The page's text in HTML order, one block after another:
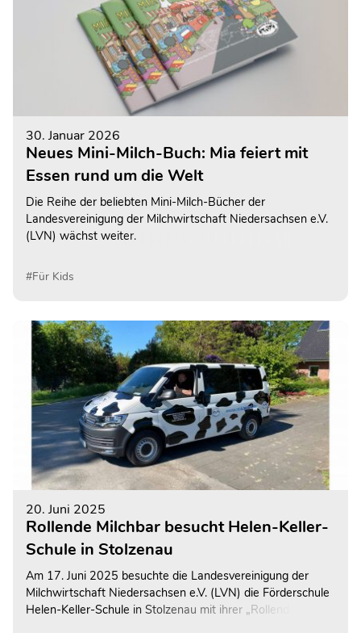
30. Januar 2026
Neues Mini-Milch-Buch: Mia feiert mit
Essen rund um die Welt
Die Reihe der beliebten Mini-Milch-Bücher der
Landesvereinigung der Milchwirtschaft Niedersachsen e.V.
(LVN) wächst weiter.
#Für Kids
20. Juni 2025
Rollende Milchbar besucht Helen-Keller-
Schule in Stolzenau
Am 17. Juni 2025 besuchte die Landesvereinigung der
Milchwirtschaft Niedersachsen e.V. (LVN) die Förderschule
Helen-Keller-Schule in Stolzenau mit ihrer „Rollenden